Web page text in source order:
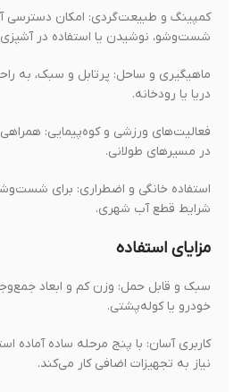
کمپینگ و طبیعت‌گردی: امکان دسترسی آسان
شست‌وشو، نوشیدن یا استفاده در آشپزی.
ماهیگیری و ساحل: پرتابل و سبک، به راحتی
دریا یا رودخانه.
فعالیت‌های ورزشی و کوه‌پیمایی: همراهی
در مسیرهای طولانی.
استفاده خانگی و اضطراری: برای شست‌وشو،
شرایط قطع آب شهری.
مزایای استفاده
سبک و قابل حمل: وزن کم و ابعاد جمع‌وجور،
خودرو یا کوله‌پشتی.
کاربری آسان: با پنج مرحله ساده آماده
نیاز به تجهیزات اضافی کار می‌کند.